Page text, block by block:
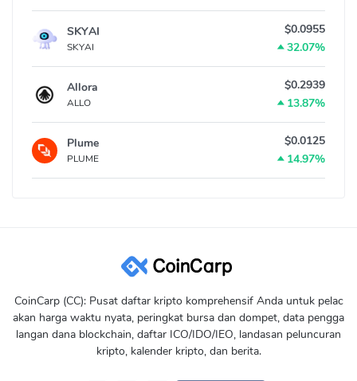
SKYAI
SKYAI
$0.0955
32.07%
Allora
ALLO
$0.2939
13.87%
Plume
PLUME
$0.0125
14.97%
CoinCarp (CC): Pusat daftar kripto komprehensif Anda untuk pelac
akan harga waktu nyata, peringkat bursa dan dompet, data pengga
langan dana blockchain, daftar ICO/IDO/IEO, landasan peluncuran
kripto, kalender kripto, dan berita.